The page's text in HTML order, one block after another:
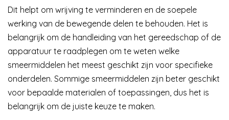
Dit helpt om wrijving te verminderen en de soepele
werking van de bewegende delen te behouden. Het is
belangrijk om de handleiding van het gereedschap of de
apparatuur te raadplegen om te weten welke
smeermiddelen het meest geschikt zijn voor specifieke
onderdelen. Sommige smeermiddelen zijn beter geschikt
voor bepaalde materialen of toepassingen, dus het is
belangrijk om de juiste keuze te maken.